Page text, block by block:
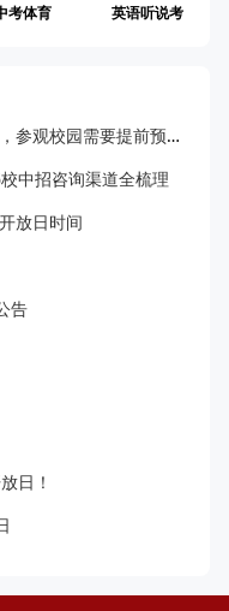
考体育 英语听说考
2026北京中招各校开放日完整汇总，参观校园需要提前预约吗？
中招咨询渠道全梳理
放日时间
告
日！